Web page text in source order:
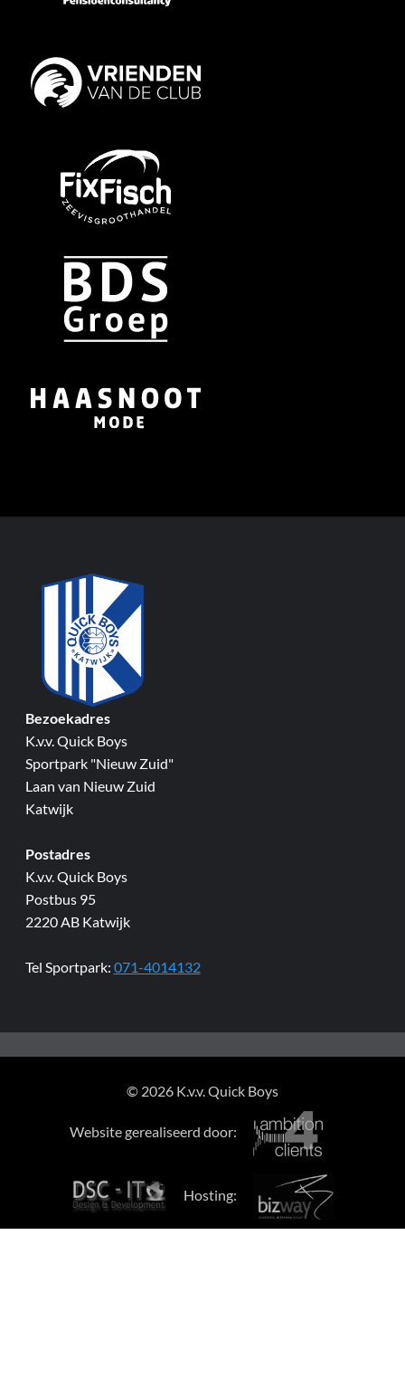
Bezoekadres
K.v.v. Quick Boys
Sportpark "Nieuw Zuid"
Laan van Nieuw Zuid
Katwijk
Postadres
K.v.v. Quick Boys
Postbus 95
2220 AB Katwijk
Tel Sportpark: 071-4014132
© 2026 K.v.v. Quick Boys
Website gerealiseerd door:
Hosting: